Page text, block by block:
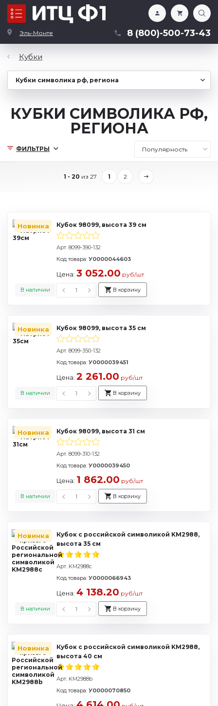
Эль-Монте 8 (800)-500-73-43
Каталог
ФИЛЬТРЫ
Кубки
КУБКИ СИМВОЛИКА РФ,
РЕГИОНА
1 - 20 из 27 1 2
Новинка Кубок 98099, высота 39 см
Арт. 8099-390-132
В наличии
Код товара: У0000044603
Цена: 3 052.00 руб/шт
В корзину
Новинка Кубок 98099, высота 35 см
Арт. 8099-350-132
В наличии
Код товара: У0000039451
Цена: 2 261.00 руб/шт
В корзину
Новинка Кубок 98099, высота 31 см
Арт. 8099-310-132
В наличии
Код товара: У0000039450
Цена: 1 862.00 руб/шт
В корзину
Новинка
Кубок с российской символикой KM2988,
высота 35 см
Арт. KM2988c
В наличии
Код товара: У0000066943
Цена: 4 138.20 руб/шт
В корзину
Новинка
Кубок с российской символикой KM2988,
высота 40 см
Арт. KM2988b
Код товара: У0000070850